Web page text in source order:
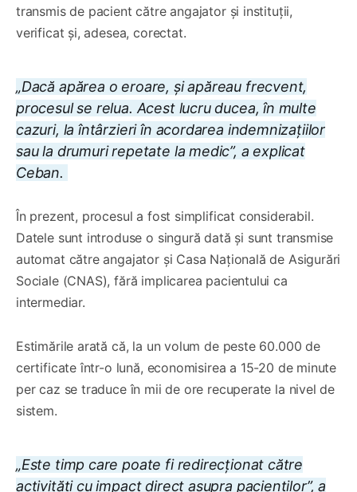
transmis de pacient către angajator și instituții,
verificat și, adesea, corectat.
„Dacă apărea o eroare, și apăreau frecvent,
procesul se relua. Acest lucru ducea, în multe
cazuri, la întârzieri în acordarea indemnizațiilor
sau la drumuri repetate la medic”, a explicat
Ceban.
În prezent, procesul a fost simplificat considerabil.
Datele sunt introduse o singură dată și sunt transmise
automat către angajator și Casa Națională de Asigurări
Sociale (CNAS), fără implicarea pacientului ca
intermediar.
Estimările arată că, la un volum de peste 60.000 de
certificate într-o lună, economisirea a 15-20 de minute
per caz se traduce în mii de ore recuperate la nivel de
sistem.
„Este timp care poate fi redirecționat către
activități cu impact direct asupra pacienților”, a